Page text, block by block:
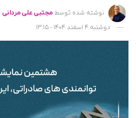
نوشته شده توسط مجتبی علی مردانی
دوشنبه 4 اسفند 1404 - 13:15